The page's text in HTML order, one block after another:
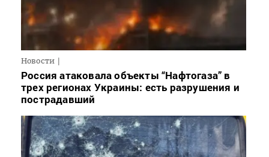
Новости
Россия атаковала объекты “Нафтогаза” в
трех регионах Украины: есть разрушения и
пострадавший